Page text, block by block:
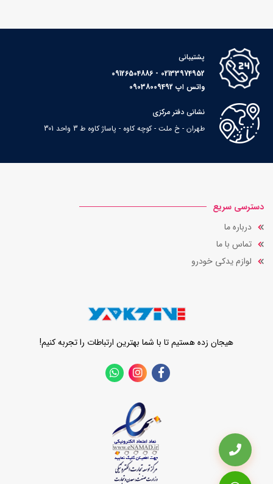
پشتیبانی
02133974952 - 09126504886
واتس اپ 09038009492
نشانی دفتر مرکزی
طهران - خ ملت - کوچه کاوه - پاساژ کاوه ط 3 واحد 301
دسترسی سریع
درباره ما
تماس با ما
لوازم یدکی خودرو
هیجان زده هستیم تا با شما بهترین ارتباطات را تجربه کنیم!